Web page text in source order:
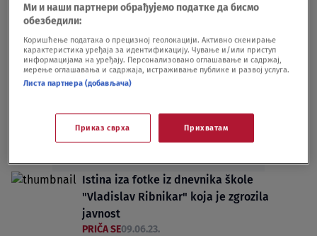
Istina iza fotke iz dnevnika škole
"Vladislav Ribnikar" koja je zgrozila
javnost
PRIČA SE09.06.23.
Ми и наши партнери обрађујемо податке да бисмо
обезбедили:
Коришћење података о прецизној геолокацији. Активно скенирање
карактеристика уређаја за идентификацију. Чување и/или приступ
информацијама на уређају. Персонализовано оглашавање и садржај,
мерење оглашавања и садржаја, истраживање публике и развој услуга.
Листа партнера (добављача)
Приказ сврха Прихватам